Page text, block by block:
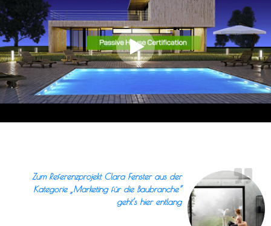
Zum Referenzprojekt Clara Fenster aus der
Kategorie „Marketing für die Baubranche“
geht’s hier entlang